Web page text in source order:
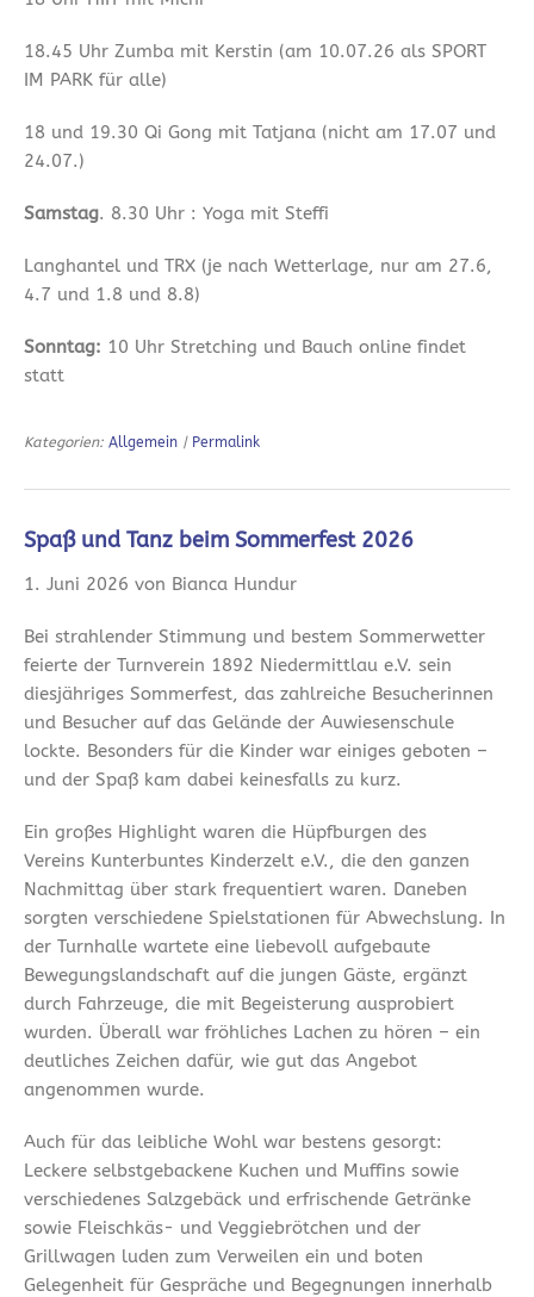
18.45 Uhr Zumba mit Kerstin (am 10.07.26 als SPORT
IM PARK für alle)
18 und 19.30 Qi Gong mit Tatjana (nicht am 17.07 und
24.07.)
Samstag. 8.30 Uhr : Yoga mit Steffi
Langhantel und TRX (je nach Wetterlage, nur am 27.6,
4.7 und 1.8 und 8.8)
Sonntag: 10 Uhr Stretching und Bauch online findet
statt
Kategorien: Allgemein | Permalink
Spaß und Tanz beim Sommerfest 2026
1. Juni 2026 von Bianca Hundur
Bei strahlender Stimmung und bestem Sommerwetter
feierte der Turnverein 1892 Niedermittlau e.V. sein
diesjähriges Sommerfest, das zahlreiche Besucherinnen
und Besucher auf das Gelände der Auwiesenschule
lockte. Besonders für die Kinder war einiges geboten –
und der Spaß kam dabei keinesfalls zu kurz.
Ein großes Highlight waren die Hüpfburgen des
Vereins Kunterbuntes Kinderzelt e.V., die den ganzen
Nachmittag über stark frequentiert waren. Daneben
sorgten verschiedene Spielstationen für Abwechslung. In
der Turnhalle wartete eine liebevoll aufgebaute
Bewegungslandschaft auf die jungen Gäste, ergänzt
durch Fahrzeuge, die mit Begeisterung ausprobiert
wurden. Überall war fröhliches Lachen zu hören – ein
deutliches Zeichen dafür, wie gut das Angebot
angenommen wurde.
Auch für das leibliche Wohl war bestens gesorgt:
Leckere selbstgebackene Kuchen und Muffins sowie
verschiedenes Salzgebäck und erfrischende Getränke
sowie Fleischkäs- und Veggiebrötchen und der
Grillwagen luden zum Verweilen ein und boten
Gelegenheit für Gespräche und Begegnungen innerhalb